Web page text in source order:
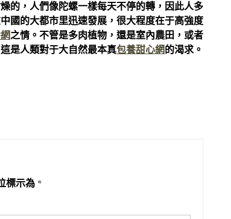
的，人們像陀螺一樣每天不停的轉，因此人多
國的大都市里迅速發展，很大程度在于高強度
之情。不管是多肉植物，還是室內農田，或者
是人類對于大自然最本真包養甜心網的渴求。
標示為 *